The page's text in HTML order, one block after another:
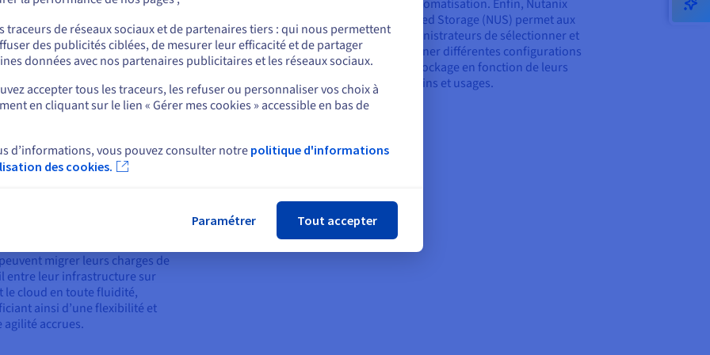
des fonctionnalités avancées
comme la migration
la haute disponibilité et la
après sinistre, garantissant
et la protection
même en cas de
migrer leurs charges de
entre leur infrastructure sur
le cloud en toute fluidité,
ainsi d’une flexibilité et
agilité accrues.
Grâce à son interface intuitive et à ses
nombreuses fonctionnalités, Prism
simplifie la gestion des
complexes.
d’automatisation. Enfin, Nutanix
Unified Storage (NUS) permet aux
administrateurs de sélectionner et
d’affiner différentes configurations
de stockage en fonction de leurs
besoins et usages.
ou
sur le site actuel
un autre site web
traceurs de réseaux sociaux et de partenaires tiers : qui nous permettent
des publicités ciblées, de mesurer leur efficacité et de partager
données avec nos partenaires publicitaires et les réseaux sociaux.
accepter tous les traceurs, les refuser ou personnaliser vos choix à
en cliquant sur le lien « Gérer mes cookies » accessible en bas de
d’informations, vous pouvez consulter notre politique d'informations
des cookies.
Paramétrer Tout accepter